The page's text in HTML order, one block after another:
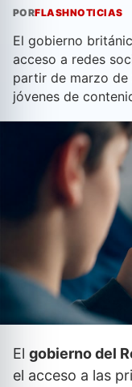
PORFLASHNOTICIAS
El gobierno
acceso a redes
partir de marzo de
jóvenes de
El gobierno del
el acceso a las